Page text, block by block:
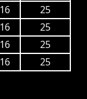
25
25
25
25